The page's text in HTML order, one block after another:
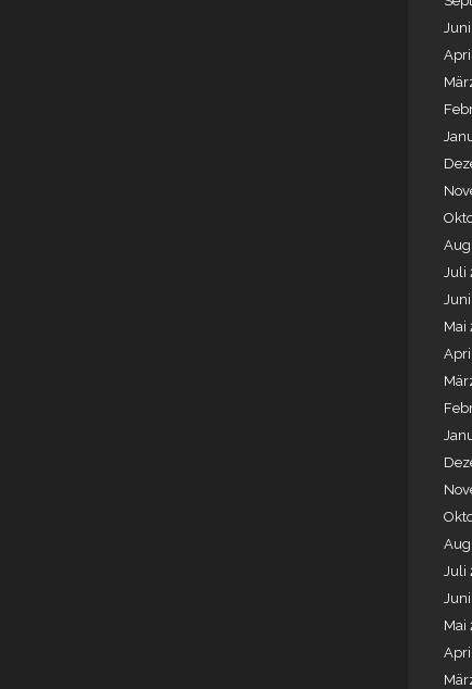
Juli
Mai
Juli
Mai